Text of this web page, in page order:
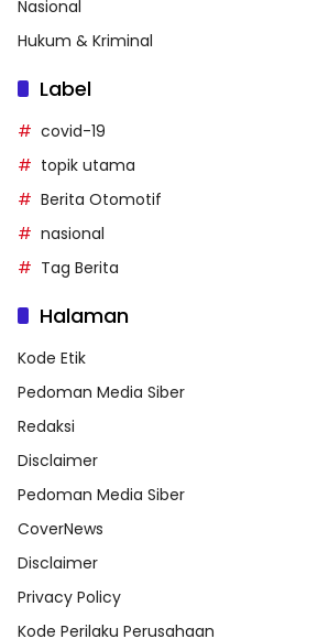
Nasional
Hukum & Kriminal
Label
covid-19
topik utama
Berita Otomotif
nasional
Tag Berita
Halaman
Kode Etik
Pedoman Media Siber
Redaksi
Disclaimer
Pedoman Media Siber
CoverNews
Disclaimer
Privacy Policy
Kode Perilaku Perusahaan